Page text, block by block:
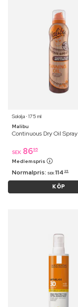
Sololja ⋅ 175 ml
Malibu
Continuous Dry Oil Spray
SEK 8695
Medlemspris
Normalpris: SEK 114 95
KÖP